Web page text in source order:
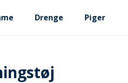
Drenge Piger